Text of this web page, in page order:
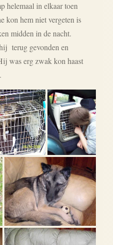
helemaal in elkaar toen
kon hem niet vergeten is
midden in de nacht.
terug gevonden en
was erg zwak kon haast